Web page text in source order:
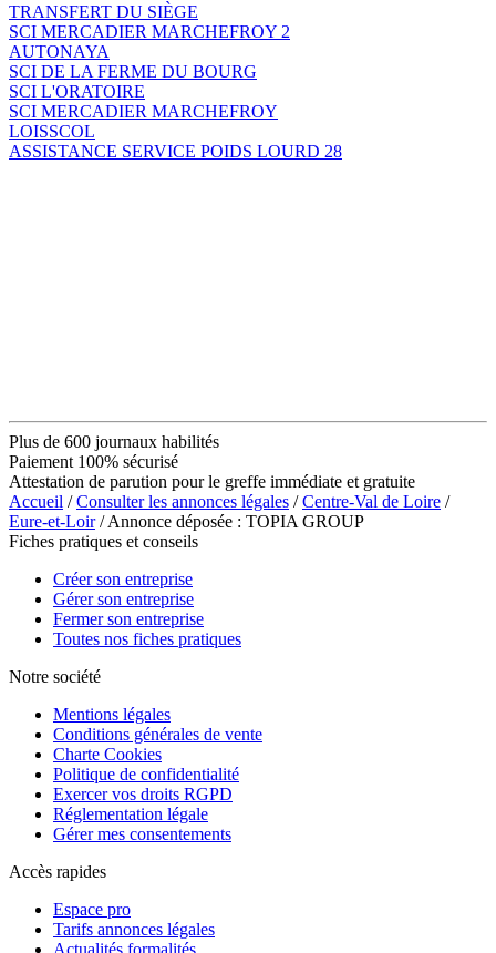
TRANSFERT DU SIÈGE
SCI MERCADIER MARCHEFROY 2
AUTONAYA
SCI DE LA FERME DU BOURG
SCI L'ORATOIRE
SCI MERCADIER MARCHEFROY
LOISSCOL
ASSISTANCE SERVICE POIDS LOURD 28
Plus de 600 journaux habilités
Paiement 100% sécurisé
Attestation de parution pour le greffe immédiate et gratuite
Accueil /Consulter les annonces légales /Centre-Val de Loire /
Eure-et-Loir/ Annonce déposée : TOPIA GROUP
Fiches pratiques et conseils
Créer son entreprise
Gérer son entreprise
Fermer son entreprise
Toutes nos fiches pratiques
Notre société
Mentions légales
Conditions générales de vente
Charte Cookies
Politique de confidentialité
Exercer vos droits RGPD
Réglementation légale
Gérer mes consentements
Accès rapides
Espace pro
Tarifs annonces légales
Actualités formalités